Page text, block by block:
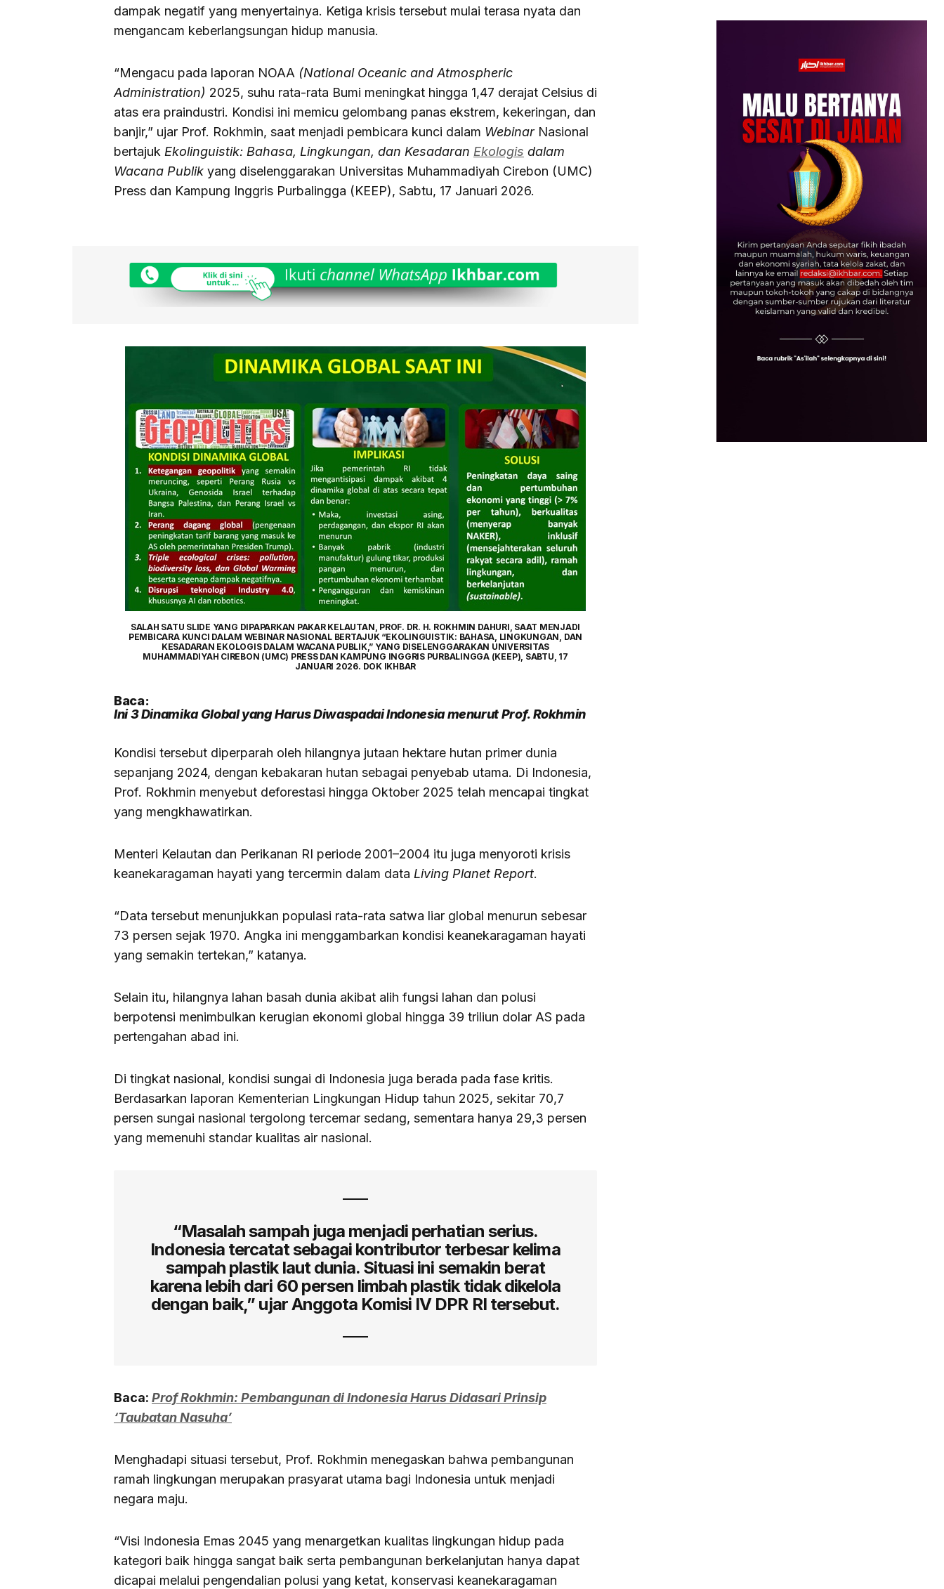
dampak negatif yang menyertainya. Ketiga krisis tersebut mulai terasa nyata dan
mengancam keberlangsungan hidup manusia.
“Mengacu pada laporan NOAA (National Oceanic and Atmospheric
Administration) 2025, suhu rata-rata Bumi meningkat hingga 1,47 derajat Celsius di
atas era praindustri. Kondisi ini memicu gelombang panas ekstrem, kekeringan, dan
banjir,” ujar Prof. Rokhmin, saat menjadi pembicara kunci dalam WebinarNasional
bertajuk Ekolinguistik: Bahasa, Lingkungan, dan Kesadaran Ekologis dalam
Wacana Publik yang diselenggarakan Universitas Muhammadiyah Cirebon (UMC)
Press dan Kampung Inggris Purbalingga (KEEP), Sabtu, 17 Januari 2026.
SALAH SATU SLIDE YANG DIPAPARKAN PAKAR KELAUTAN, PROF. DR. H. ROKHMIN DAHURI, SAAT MENJADI
PEMBICARA KUNCI DALAM WEBINAR NASIONAL BERTAJUK “EKOLINGUISTIK: BAHASA, LINGKUNGAN, DAN
KESADARAN EKOLOGIS DALAM WACANA PUBLIK,” YANG DISELENGGARAKAN UNIVERSITAS
MUHAMMADIYAH CIREBON (UMC) PRESS DAN KAMPUNG INGGRIS PURBALINGGA (KEEP), SABTU, 17
JANUARI 2026. DOK IKHBAR
Baca:
Ini 3 Dinamika Global yang Harus Diwaspadai Indonesia menurut Prof. Rokhmin
Kondisi tersebut diperparah oleh hilangnya jutaan hektare hutan primer dunia
sepanjang 2024, dengan kebakaran hutan sebagai penyebab utama. Di Indonesia,
Prof. Rokhmin menyebut deforestasi hingga Oktober 2025 telah mencapai tingkat
yang mengkhawatirkan.
Menteri Kelautan dan Perikanan RI periode 2001–2004 itu juga menyoroti krisis
keanekaragaman hayati yang tercermin dalam data Living Planet Report.
“Data tersebut menunjukkan populasi rata-rata satwa liar global menurun sebesar
73 persen sejak 1970. Angka ini menggambarkan kondisi keanekaragaman hayati
yang semakin tertekan,” katanya.
Selain itu, hilangnya lahan basah dunia akibat alih fungsi lahan dan polusi
berpotensi menimbulkan kerugian ekonomi global hingga 39 triliun dolar AS pada
pertengahan abad ini.
Di tingkat nasional, kondisi sungai di Indonesia juga berada pada fase kritis.
Berdasarkan laporan Kementerian Lingkungan Hidup tahun 2025, sekitar 70,7
persen sungai nasional tergolong tercemar sedang, sementara hanya 29,3 persen
yang memenuhi standar kualitas air nasional.
“Masalah sampah juga menjadi perhatian serius.
Indonesia tercatat sebagai kontributor terbesar kelima
sampah plastik laut dunia. Situasi ini semakin berat
karena lebih dari 60 persen limbah plastik tidak dikelola
dengan baik,” ujar Anggota Komisi IV DPR RI tersebut.
Baca: Prof Rokhmin: Pembangunan di Indonesia Harus Didasari Prinsip
‘Taubatan Nasuha’
Menghadapi situasi tersebut, Prof. Rokhmin menegaskan bahwa pembangunan
ramah lingkungan merupakan prasyarat utama bagi Indonesia untuk menjadi
negara maju.
“Visi Indonesia Emas 2045 yang menargetkan kualitas lingkungan hidup pada
kategori baik hingga sangat baik serta pembangunan berkelanjutan hanya dapat
dicapai melalui pengendalian polusi yang ketat, konservasi keanekaragaman